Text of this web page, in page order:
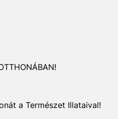
a Természet Illataival!